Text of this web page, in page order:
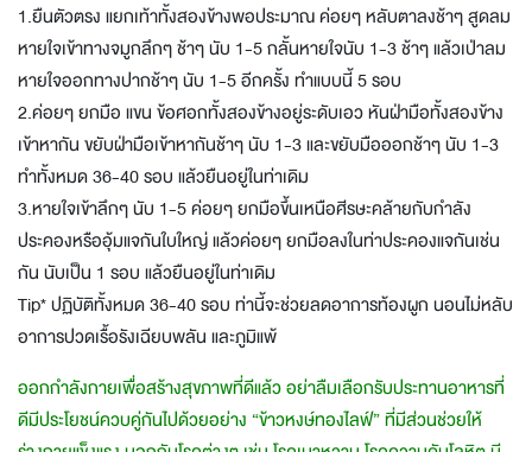
1.ยืนตัวตรง แยกเท้าทั้งสองข้างพอประมาณ ค่อยๆ หลับตาลงช้าๆ สูดลม
หายใจเข้าทางจมูกลึกๆ ช้าๆ นับ 1-5 กลั้นหายใจนับ 1-3 ช้าๆ แล้วเป่าลม
หายใจออกทางปากช้าๆ นับ 1-5 อีกครั้ง ทำแบบนี้ 5 รอบ
2.ค่อยๆ ยกมือ แขน ข้อศอกทั้งสองข้างอยู่ระดับเอว หันฝ่ามือทั้งสองข้าง
เข้าหากัน ขยับฝ่ามือเข้าหากันช้าๆ นับ 1-3 และขยับมือออกช้าๆ นับ 1-3
ทำทั้งหมด 36-40 รอบ แล้วยืนอยู่ในท่าเดิม
3.หายใจเข้าลึกๆ นับ 1-5 ค่อยๆ ยกมือขึ้นเหนือศีรษะคล้ายกับกำลัง
ประคองหรืออุ้มแจกันใบใหญ่ แล้วค่อยๆ ยกมือลงในท่าประคองแจกันเช่น
กัน นับเป็น 1 รอบ แล้วยืนอยู่ในท่าเดิม
Tip* ปฏิบัติทั้งหมด 36-40 รอบ ท่านี้จะช่วยลดอาการท้องผูก นอนไม่หลับ
อาการปวดเรื้อรังเฉียบพลัน และภูมิแพ้
ออกกำลังกายเพื่อสร้างสุขภาพที่ดีแล้ว อย่าลืมเลือกรับประทานอาหารที่
ดีมีประโยชน์ควบคู่กันไปด้วยอย่าง “ข้าวหงษ์ทองไลฟ์” ที่มีส่วนช่วยให้